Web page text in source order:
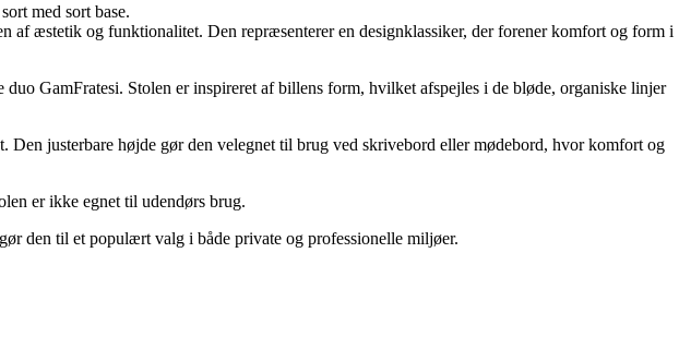
med sort base.
æstetik og funktionalitet. Den repræsenterer en designklassiker, der forener komfort og form i
GamFratesi. Stolen er inspireret af billens form, hvilket afspejles i de bløde, organiske linjer
justerbare højde gør den velegnet til brug ved skrivebord eller mødebord, hvor komfort og
er ikke egnet til udendørs brug.
den til et populært valg i både private og professionelle miljøer.